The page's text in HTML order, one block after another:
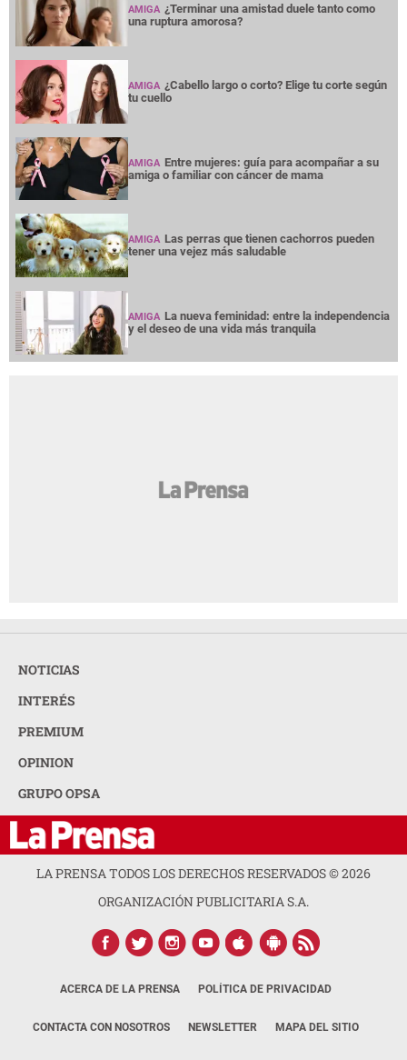
AMIGA ¿Terminar una amistad duele tanto como
una ruptura amorosa?
AMIGA ¿Cabello largo o corto? Elige tu corte según
tu cuello
AMIGA Entre mujeres: guía para acompañar a su
amiga o familiar con cáncer de mama
AMIGA Las perras que tienen cachorros pueden
tener una vejez más saludable
AMIGA La nueva feminidad: entre la independencia
y el deseo de una vida más tranquila
NOTICIAS
INTERÉS
PREMIUM
OPINION
GRUPO OPSA
LA PRENSA TODOS LOS DERECHOS RESERVADOS ©2026
ORGANIZACIÓN PUBLICITARIA S.A.
ACERCA DE LA PRENSA POLÍTICA DE PRIVACIDAD
CONTACTA CON NOSOTROS NEWSLETTER MAPA DEL SITIO